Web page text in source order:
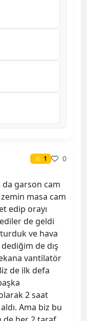
⭐ 1
0
da garson cam
zemin masa cam
edip orayı
de geldi
ve hava
de dış
vantilatör
de ilk defa
2 saat
Ama biz bu